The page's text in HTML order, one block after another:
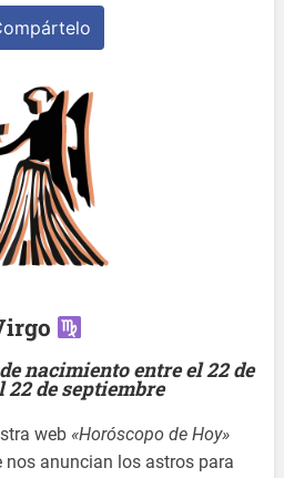
nacimiento entre el 22 de
22 de septiembre
web «Horóscopo de Hoy»
nos anuncian los astros para